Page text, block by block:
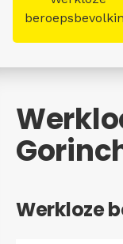
Werkloze